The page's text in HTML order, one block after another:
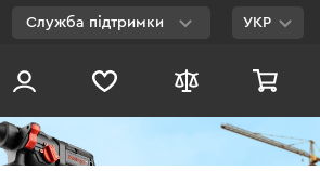
Служба підтримки
Viber
УКР